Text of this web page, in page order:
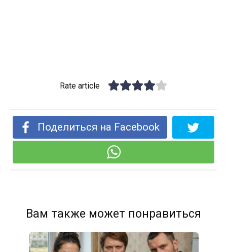
Rate article
Поделиться на Facebook
Вам также может понравиться